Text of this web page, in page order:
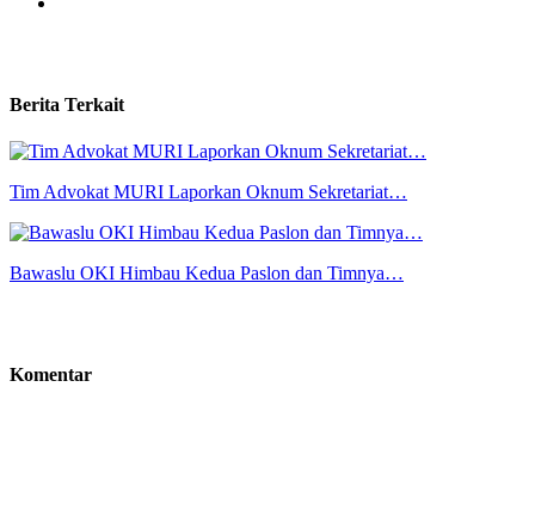
Berita Terkait
Tim Advokat MURI Laporkan Oknum Sekretariat…
Bawaslu OKI Himbau Kedua Paslon dan Timnya…
Komentar